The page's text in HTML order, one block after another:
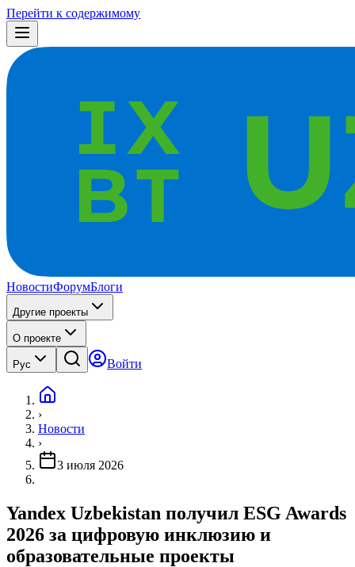
Перейти к содержимому
НовостиФорумБлоги
Другие проекты
О проекте
Рус Войти
›
Новости
›
3 июля 2026
Yandex Uzbekistan получил ESG Awards
2026 за цифровую инклюзию и
образовательные проекты